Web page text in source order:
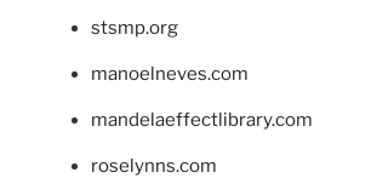
stsmp.org
manoelneves.com
mandelaeffectlibrary.com
roselynns.com